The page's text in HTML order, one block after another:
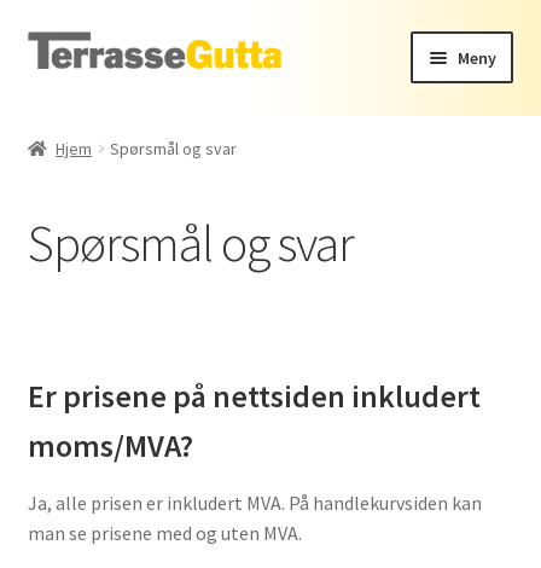
Hopp
til
Hopp
til
Meny
Stakitt
Kontakt oss
Hjem Spørsmål og svar
Spørsmål og svar
Er prisene på nettsiden inkludert
moms/MVA?
Ja, alle prisen er inkludert MVA. På handlekurvsiden kan
man se prisene med og uten MVA.